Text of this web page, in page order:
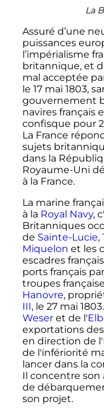
La
Assuré d’une
puissances
l’impérialisme
britannique, et
mal acceptée
le 17 mai 1803,
gouvernement
navires français
confisque pour
La France
sujets
dans la
Royaume-Uni
à la France.
La marine
à la Royal Navy,
Britanniques
de Sainte-Lucie,
Miquelon et les
escadres
ports français
troupes
Hanovre,
III, le 27 mai 1803
Weseret de l'
exportations
en direction de
de l'infériorité
lancer dans la
Il concentre
de
son projet.